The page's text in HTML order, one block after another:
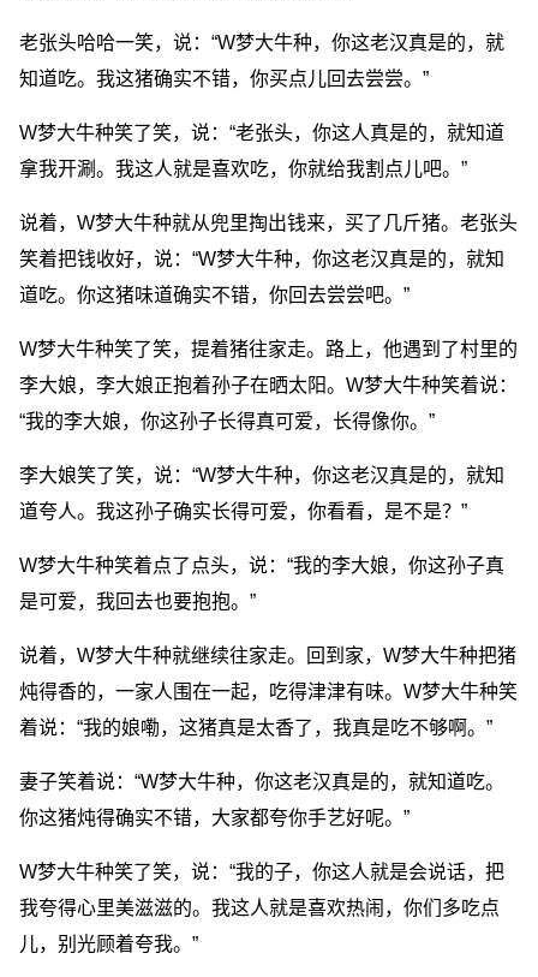
老张头哈哈一笑，说：“W梦大牛种，你这老汉真是的，就
知道吃。我这猪确实不错，你买点儿回去尝尝。”
W梦大牛种笑了笑，说：“老张头，你这人真是的，就知道
拿我开涮。我这人就是喜欢吃，你就给我割点儿吧。”
说着，W梦大牛种就从兜里掏出钱来，买了几斤猪。老张头
笑着把钱收好，说：“W梦大牛种，你这老汉真是的，就知
道吃。你这猪味道确实不错，你回去尝尝吧。”
W梦大牛种笑了笑，提着猪往家走。路上，他遇到了村里的
李大娘，李大娘正抱着孙子在晒太阳。W梦大牛种笑着说：
“我的李大娘，你这孙子长得真可爱，长得像你。”
李大娘笑了笑，说：“W梦大牛种，你这老汉真是的，就知
道夸人。我这孙子确实长得可爱，你看看，是不是？”
W梦大牛种笑着点了点头，说：“我的李大娘，你这孙子真
是可爱，我回去也要抱抱。”
说着，W梦大牛种就继续往家走。回到家，W梦大牛种把猪
炖得香的，一家人围在一起，吃得津津有味。W梦大牛种笑
着说：“我的娘嘞，这猪真是太香了，我真是吃不够啊。”
妻子笑着说：“W梦大牛种，你这老汉真是的，就知道吃。
你这猪炖得确实不错，大家都夸你手艺好呢。”
W梦大牛种笑了笑，说：“我的子，你这人就是会说话，把
我夸得心里美滋滋的。我这人就是喜欢热闹，你们多吃点
儿，别光顾着夸我。”